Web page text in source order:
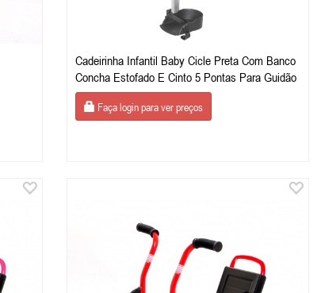
Cadeirinha Infantil Baby Cicle Preta Com Banco
Concha Estofado E Cinto 5 Pontas Para Guidão
Faça login para ver preços